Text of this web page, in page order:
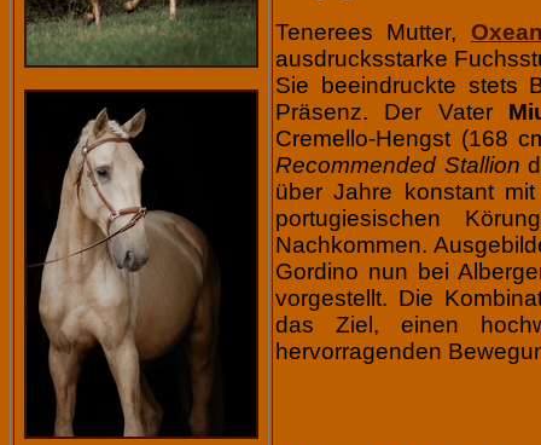
Tenerees Mutter,
ausdrucksstarke
Sie beeindruckte stets
Präsenz. Der Vater
Cremello-Hengst (168
Recommended Stallion
über Jahre konstant
portugiesischen
Nachkommen.
Gordino nun bei
vorgestellt. Die
das Ziel, einen
hervorragenden